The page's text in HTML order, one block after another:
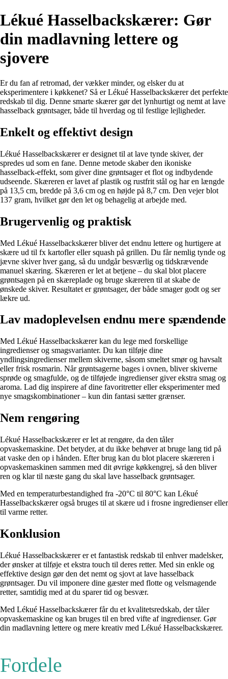
Lékué Hasselbackskærer: Gør
din madlavning lettere og
sjovere
Er du fan af retromad, der vækker minder, og elsker du at
eksperimentere i køkkenet? Så er Lékué Hasselbackskærer det perfekte
redskab til dig. Denne smarte skærer gør det lynhurtigt og nemt at lave
hasselback grøntsager, både til hverdag og til festlige lejligheder.
Enkelt og effektivt design
Lékué Hasselbackskærer er designet til at lave tynde skiver, der
spredes ud som en fane. Denne metode skaber den ikoniske
hasselback-effekt, som giver dine grøntsager et flot og indbydende
udseende. Skæreren er lavet af plastik og rustfrit stål og har en længde
på 13,5 cm, bredde på 3,6 cm og en højde på 8,7 cm. Den vejer blot
137 gram, hvilket gør den let og behagelig at arbejde med.
Brugervenlig og praktisk
Med Lékué Hasselbackskærer bliver det endnu lettere og hurtigere at
skære ud til fx kartofler eller squash på grillen. Du får nemlig tynde og
jævne skiver hver gang, så du undgår besværlig og tidskrævende
manuel skæring. Skæreren er let at betjene – du skal blot placere
grøntsagen på en skæreplade og bruge skæreren til at skabe de
ønskede skiver. Resultatet er grøntsager, der både smager godt og ser
lækre ud.
Lav madoplevelsen endnu mere spændende
Med Lékué Hasselbackskærer kan du lege med forskellige
ingredienser og smagsvarianter. Du kan tilføje dine
yndlingsingredienser mellem skiverne, såsom smeltet smør og havsalt
eller frisk rosmarin. Når grøntsagerne bages i ovnen, bliver skiverne
sprøde og smagfulde, og de tilføjede ingredienser giver ekstra smag og
aroma. Lad dig inspirere af dine favoritretter eller eksperimenter med
nye smagskombinationer – kun din fantasi sætter grænser.
Nem rengøring
Lékué Hasselbackskærer er let at rengøre, da den tåler
opvaskemaskine. Det betyder, at du ikke behøver at bruge lang tid på
at vaske den op i hånden. Efter brug kan du blot placere skæreren i
opvaskemaskinen sammen med dit øvrige køkkengrej, så den bliver
ren og klar til næste gang du skal lave hasselback grøntsager.
Med en temperaturbestandighed fra -20°C til 80°C kan Lékué
Hasselbackskærer også bruges til at skære ud i frosne ingredienser eller
til varme retter.
Konklusion
Lékué Hasselbackskærer er et fantastisk redskab til enhver madelsker,
der ønsker at tilføje et ekstra touch til deres retter. Med sin enkle og
effektive design gør den det nemt og sjovt at lave hasselback
grøntsager. Du vil imponere dine gæster med flotte og velsmagende
retter, samtidig med at du sparer tid og besvær.
Med Lékué Hasselbackskærer får du et kvalitetsredskab, der tåler
opvaskemaskine og kan bruges til en bred vifte af ingredienser. Gør
din madlavning lettere og mere kreativ med Lékué Hasselbackskærer.
Fordele